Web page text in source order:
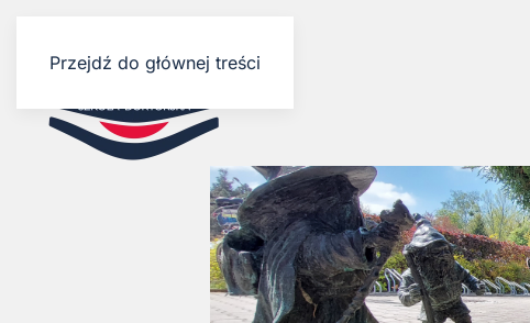
Przejdź do głównej treści